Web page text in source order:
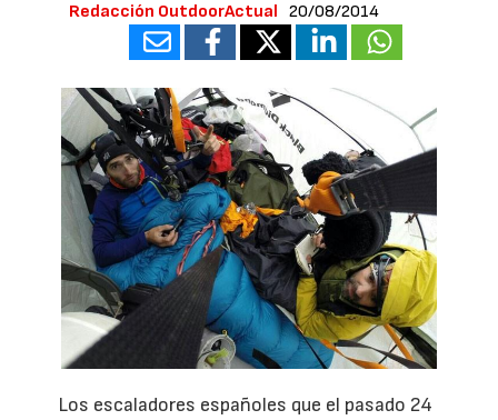
Redacción OutdoorActual 20/08/2014
Los escaladores españoles que el pasado 24